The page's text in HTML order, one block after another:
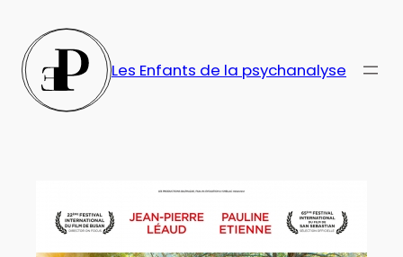
contenu
Les Enfants de la psychanalyse